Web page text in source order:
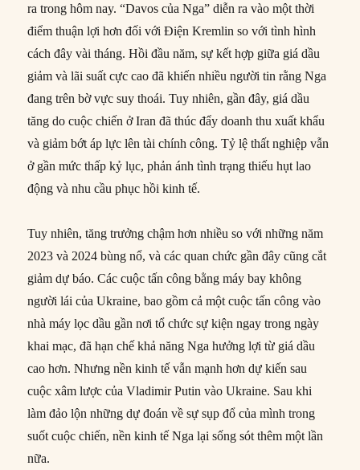
ra trong hôm nay. “Davos của Nga” diễn ra vào một thời
điểm thuận lợi hơn đối với Điện Kremlin so với tình hình
cách đây vài tháng. Hồi đầu năm, sự kết hợp giữa giá dầu
giảm và lãi suất cực cao đã khiến nhiều người tin rằng Nga
đang trên bờ vực suy thoái. Tuy nhiên, gần đây, giá dầu
tăng do cuộc chiến ở Iran đã thúc đẩy doanh thu xuất khẩu
và giảm bớt áp lực lên tài chính công. Tỷ lệ thất nghiệp vẫn
ở gần mức thấp kỷ lục, phản ánh tình trạng thiếu hụt lao
động và nhu cầu phục hồi kinh tế.
Tuy nhiên, tăng trưởng chậm hơn nhiều so với những năm
2023 và 2024 bùng nổ, và các quan chức gần đây cũng cắt
giảm dự báo. Các cuộc tấn công bằng máy bay không
người lái của Ukraine, bao gồm cả một cuộc tấn công vào
nhà máy lọc dầu gần nơi tổ chức sự kiện ngay trong ngày
khai mạc, đã hạn chế khả năng Nga hưởng lợi từ giá dầu
cao hơn. Nhưng nền kinh tế vẫn mạnh hơn dự kiến sau
cuộc xâm lược của Vladimir Putin vào Ukraine. Sau khi
làm đảo lộn những dự đoán về sự sụp đổ của mình trong
suốt cuộc chiến, nền kinh tế Nga lại sống sót thêm một lần
nữa.